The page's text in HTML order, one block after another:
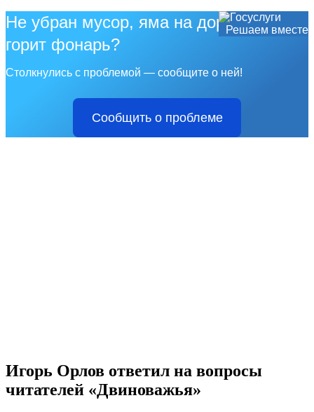
Решаем вместе
Не убран мусор, яма на дороге, не
горит фонарь?
Столкнулись с проблемой — сообщите о ней!
Сообщить о проблеме
Игорь Орлов ответил на вопросы
читателей «Двиноважья»